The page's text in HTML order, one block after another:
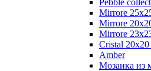
Mirrore
Mirrore
Mirrore
Cristal
Amber
Мозаика из